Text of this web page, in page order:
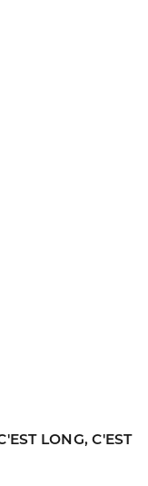
LONG, C'EST